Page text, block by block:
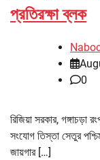
প্রতিরক্ষা ব্লক
0
রিজিয়া সরকার, গঙ্গাচড়া
সংযোগ তিস্তা সেতুর
জায়গার […]